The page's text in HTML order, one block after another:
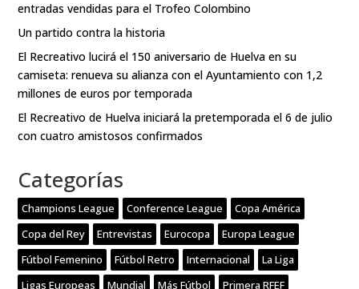
entradas vendidas para el Trofeo Colombino
Un partido contra la historia
El Recreativo lucirá el 150 aniversario de Huelva en su
camiseta: renueva su alianza con el Ayuntamiento con 1,2
millones de euros por temporada
El Recreativo de Huelva iniciará la pretemporada el 6 de julio
con cuatro amistosos confirmados
Categorías
Champions League Conference League
Copa América
Copa del Rey
Entrevistas Eurocopa
Europa League
Fútbol Femenino
Fútbol Retro Internacional
La Liga
Ligas Europeas
Mundial Más Fútbol
Primera RFEF